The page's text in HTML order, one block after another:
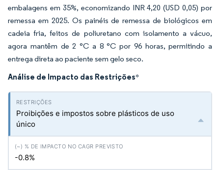
embalagens em 35%, economizando INR 4,20 (USD 0,05) por
remessa em 2025. Os painéis de remessa de biológicos em
cadeia fria, feitos de poliuretano com isolamento a vácuo,
agora mantêm de 2 °C a 8 °C por 96 horas, permitindo a
entrega direta ao paciente sem gelo seco.
Análise de Impacto das Restrições*
Proibições e impostos sobre plásticos de uso
único
-0.8%